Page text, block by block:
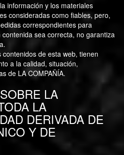
información y los materiales
consideradas como fiables, pero,
correspondientes para
sea correcta, no garantiza
de esta web, tienen
a la calidad, situación,
de LA COMPAÑÍA.
LA
LA
DERIVADA DE
Y DE